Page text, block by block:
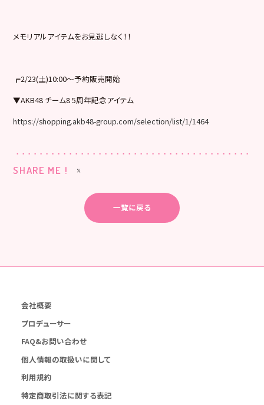
メモリアルアイテムをお見逃しなく！！
┏2/23(土)10:00～予約販売開始
▼AKB48 チーム8 5周年記念アイテム
https://shopping.akb48-group.com/selection/list/1/1464
SHARE ME !
一覧に戻る
会社概要
プロデューサー
FAQ&お問い合わせ
個人情報の取扱いに関して
利用規約
特定商取引法に関する表記